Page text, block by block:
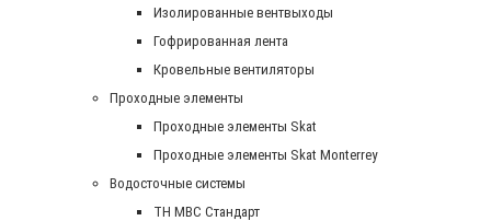
Изолированные вентвыходы
Гофрированная лента
Кровельные вентиляторы
Проходные элементы
Проходные элементы Skat
Проходные элементы Skat Monterrey
Водосточные системы
TH MBC Стандарт